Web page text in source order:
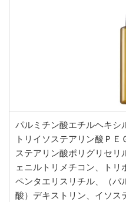
パルミチン酸エチルヘキシ
トリイソステアリン酸Ｐ
ステアリン酸ポリグリセリ
ェニルトリメチコン、トリ
ペンタエリスリチル、（パ
酸）デキストリン、イソス